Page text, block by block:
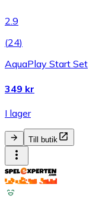
2.9
(24)
AquaPlay Start Set
349 kr
I lager
Till butik